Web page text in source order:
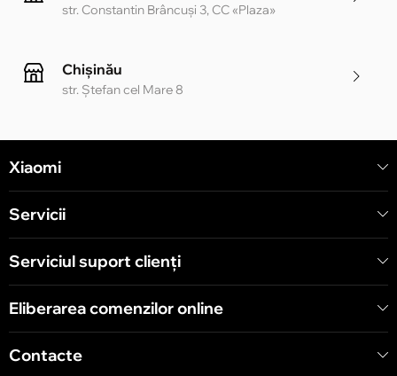
str. Constantin Brâncuși 3, CC «Plaza»
Chișinău
str. Ștefan cel Mare 8
Chișinău
str. Arborilor 21, CC «Shopping MallDova»
Xiaomi
Servicii
Serviciul suport clienţi
Eliberarea comenzilor online
Contacte